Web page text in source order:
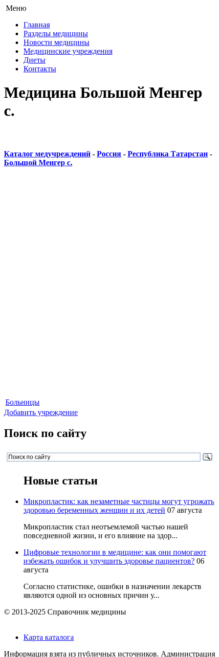
Меню
Главная
Разделы медицины
Новости медицины
Медицинские учреждения
Диеты
Контакты
Медицина Большой Менгер
с.
Каталог медучреждений - Россия - Республика Татарстан -
Большой Менгер с.
Больницы
Добавить учреждение
Поиск по сайту
Новые статьи
Микропластик: как незаметные частицы могут угрожать
здоровью беременных женщин и их детей 07 августа
Микропластик стал неотъемлемой частью нашей
повседневной жизни, и его влияние на здор...
Цифровые технологии в медицине: как они помогают
избежать ошибок и улучшить здоровье пациентов? 06
августа
Согласно статистике, ошибки в назначении лекарств
являются одной из основных причин у...
© 2013-2025 Справочник медицины
Карта каталога
Информация взята из публичных источников. Администрация